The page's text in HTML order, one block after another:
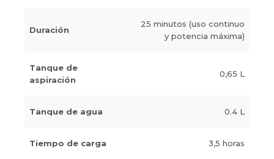
Duración
25 minutos (uso continuo
y potencia máxima)
Tanque de
aspiración
0,65 L
Tanque de agua 0.4 L
Tiempo de carga 3,5 horas